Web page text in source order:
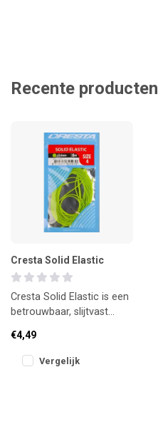
Recente producten
Cresta Solid Elastic
Cresta Solid Elastic is een
betrouwbaar, slijtvast
de vaste-stokvisserij
€4,49
Vergelijk